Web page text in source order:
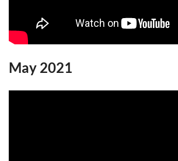
May 2021